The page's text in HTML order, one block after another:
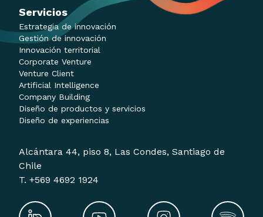
Servicios
Estrategia de innovación
Gestión de innovación
Innovación territorial
Corporate Venture
Venture Client
Artificial Intelligence
Company Building
Diseño de productos y servicios
Diseño de experiencias
Alcántara 44, piso 8, Las Condes, Santiago de
Chile
T. +569 4692 1924